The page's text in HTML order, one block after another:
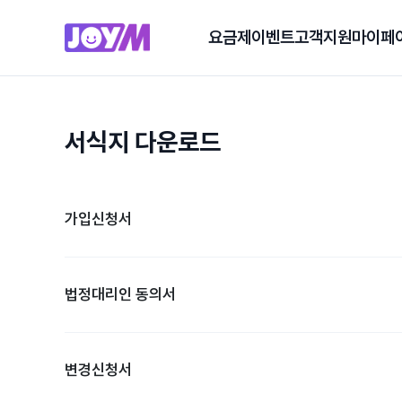
요금제 이벤트고객지원마이페
서식지 다운로드
가입신청서
법정대리인 동의서
변경신청서